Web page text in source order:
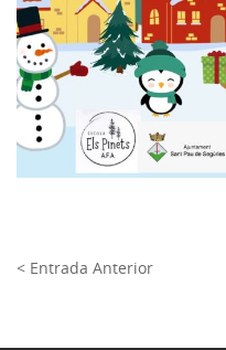
< Entrada Anterior